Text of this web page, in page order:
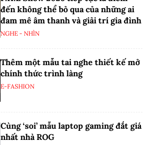
đến không thể bỏ qua của những ai
đam mê âm thanh và giải trí gia đình
NGHE - NHÌN
Thêm một mẫu tai nghe thiết kế mở
chính thức trình làng
E-FASHION
Cùng ‘soi’ mẫu laptop gaming đắt giá
nhất nhà ROG